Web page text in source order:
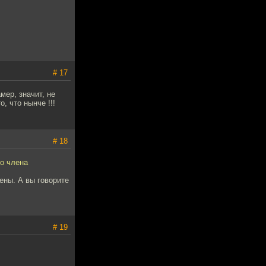
# 17
значит, не
что нынче !!!
# 18
члена
А вы говорите
# 19